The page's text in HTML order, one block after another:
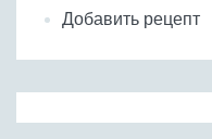
Добавить рецепт